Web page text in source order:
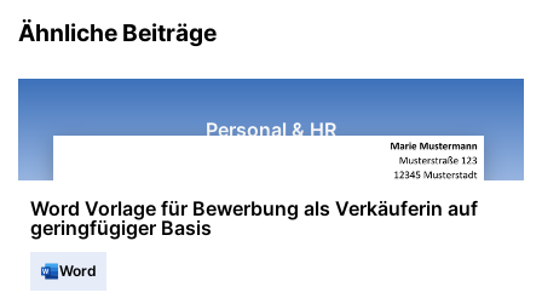
Ähnliche Beiträge
Personal & HR
Word Vorlage für Bewerbung als Verkäuferin auf
geringfügiger Basis
Word